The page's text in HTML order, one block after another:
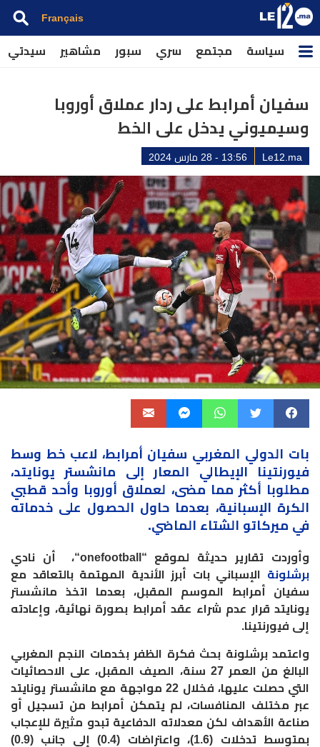
Français
سياسة مجتمع سري سبور مشاهير سيدتي
سفيان أمرابط على ردار عملاق أوروبا
وسيميوني يدخل على الخط
Le12.ma 13:56 - 28 مارس 2024
بات الدولي المغربي سفيان أمرابط، لاعب خط وسط
فيورنتينا الإيطالي المعار إلى مانشستر يونايتد،
مطلوبا أكثر مما مضى، لعملاق أوروبا وأحد قطبي
الكرة الإسبانية، بعدما حاول الحصول على خدماته
في ميركاتو الشتاء الماضي.
وأوردت تقارير حديثة لموقع “ onefootball“، أن نادي
برشلونة الإسباني بات أبرز الأندية المهتمة بالتعاقد مع
سفيان أمرابط الموسم المقبل، بعدما اتخذ مانشستر
يونايتد قرار عدم شراء عقد أمرابط بصورة نهائية، وإعادته
إلى فيورنتينا.
واعتمد برشلونة بحث فكرة الظفر بخدمات النجم المغربي
البالغ من العمر 27 سنة، الصيف المقبل، على الاحصائيات
التي حصلت عليها، فخلال 22 مواجهة مع مانشستر يونايتد
عبر مختلف المنافسات، لم يتمكن أمرابط من تسجيل أو
صناعة الأهداف لكن معدلاته الدفاعية تبدو مثيرة للإعجاب
بمتوسط تدخلات (1.6)، واعتراضات (0.4) إلى جانب (0.9)